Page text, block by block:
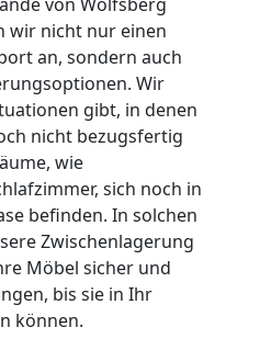
wir nicht nur einen
an, sondern auch
Wir
gibt, in denen
nicht bezugsfertig
wie
sich noch in
befinden. In solchen
Zwischenlagerung
Möbel sicher und
bis sie in Ihr
können.